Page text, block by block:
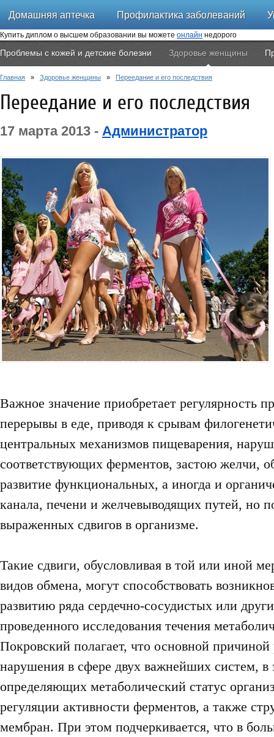
Домашняя аптечка Профилактика заболеваний
Купить диплом о высшем образовании вы можете онлайн недорого
Проблемы с кожей и детские болезни Здоровье женщины
Главная » Здоровье женщины » Переедание и его последствия
Переедание и его последствия
17 марта 2013 - Администратор
Важное значение приобретает регулярность
перерывы в еде, приводя к срывам
центральных механизмов пищеварения,
соответствующих ферментов, застою желчи,
развитие функциональных, а иногда и
канала, печени и желчевыводящих путей, но
выраженных сдвигов в организме.
Такие сдвиги, обусловливая в той или иной
видов обмена, могут способствовать
развитию ряда сердечно-сосудистых или
проведенного исследования течения
Покровский полагает, что основной причиной
нарушения в сфере двух важнейших систем, в
определяющих метаболический статус
регуляции активности ферментов, а также
мембран. При этом подчеркивается, что в